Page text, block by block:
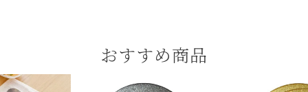
おすすめ商品